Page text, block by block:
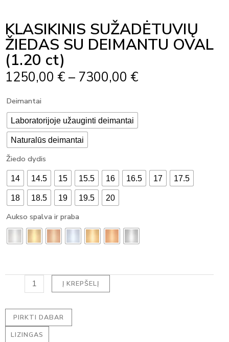
KLASIKINIS SUŽADĖTUVIŲ
ŽIEDAS SU DEIMANTU OVAL
(1.20 ct)
1250,00 € – 7300,00 €
Deimantai
Laboratorijoje užauginti deimantai
Naturalūs deimantai
Žiedo dydis
14 14.5 15 15.5 16 16.5 17 17.5
18 18.5 19 19.5 20
Aukso spalva ir praba
produkto
KLASIKINIS
SUŽADĖTUVIŲ
ŽIEDAS
SU
DEIMANTU
OVAL
(1.20
ct)
Į KREPŠELĮ
PIRKTI DABAR
LIZINGAS